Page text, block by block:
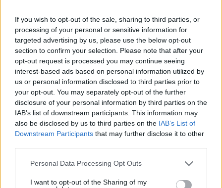
If you wish to opt-out of the sale, sharing to third parties, or
processing of your personal or sensitive information for
targeted advertising by us, please use the below opt-out
section to confirm your selection. Please note that after your
opt-out request is processed you may continue seeing
interest-based ads based on personal information utilized by
us or personal information disclosed to third parties prior to
your opt-out. You may separately opt-out of the further
disclosure of your personal information by third parties on the
IAB’s list of downstream participants. This information may
also be disclosed by us to third parties on the IAB’s List of
Downstream Participants that may further disclose it to other
Please note that this website/app uses one or more Google
not limited to your visit or usage behaviour. You may click to
Personal Data Processing Opt Outs
I want to opt-out of the Sharing of my
αμέλεια το 90% των περιστατικών
Η ηλικιωμένη Έλενορ νόμιζε ότι την πρόδιδε η μνήμη
της – Στα 72 της διαγνώστηκε με ΔΕΠΥ
πριν 28 λεπτά
ΔΕΙΤΕ ΟΛΕΣ ΤΙΣ ΕΙΔΗΣΕΙΣ
ΤΑ ΠΙΟ ΔΗΜΟΦΙΛΗ